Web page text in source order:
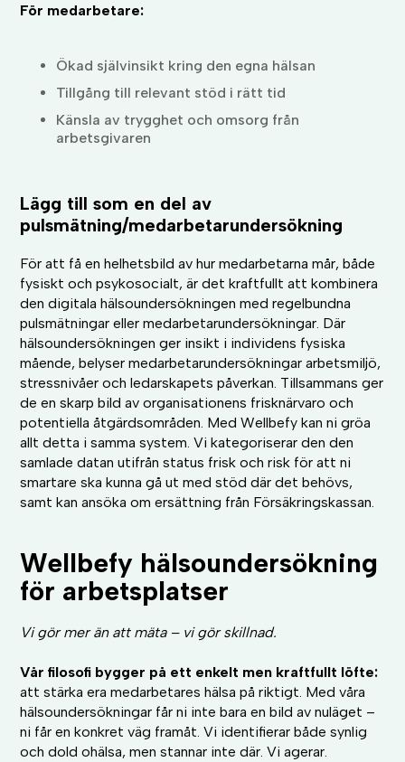
För medarbetare:
Ökad självinsikt kring den egna hälsan
Tillgång till relevant stöd i rätt tid
Känsla av trygghet och omsorg från
arbetsgivaren
Lägg till som en del av
pulsmätning/medarbetarundersökning
För att få en helhetsbild av hur medarbetarna mår, både
fysiskt och psykosocialt, är det kraftfullt att kombinera
den digitala hälsoundersökningen med regelbundna
pulsmätningar eller medarbetarundersökningar. Där
hälsoundersökningen ger insikt i individens fysiska
mående, belyser medarbetarundersökningar arbetsmiljö,
stressnivåer och ledarskapets påverkan. Tillsammans ger
de en skarp bild av organisationens frisknärvaro och
potentiella åtgärdsområden. Med Wellbefy kan ni gröa
allt detta i samma system. Vi kategoriserar den den
samlade datan utifrån status frisk och risk för att ni
smartare ska kunna gå ut med stöd där det behövs,
samt kan ansöka om ersättning från Försäkringskassan.
Wellbefy hälsoundersökning
för arbetsplatser
Vi gör mer än att mäta – vi gör skillnad.
Vår filosofi bygger på ett enkelt men kraftfullt löfte:
att stärka era medarbetares hälsa på riktigt. Med våra
hälsoundersökningar får ni inte bara en bild av nuläget –
ni får en konkret väg framåt. Vi identifierar både synlig
och dold ohälsa, men stannar inte där. Vi agerar.